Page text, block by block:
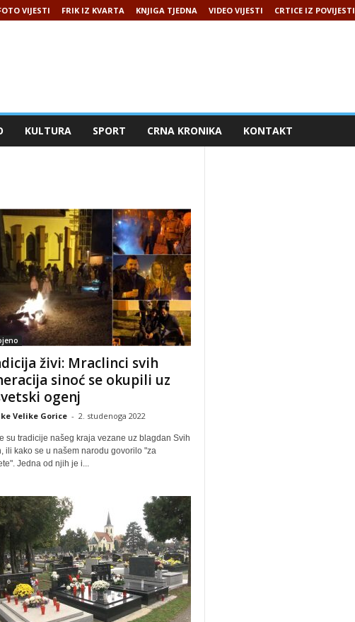
VIJESTI FRIK IZ KVARTA KNJIGA TJEDNA VIDEO VIJESTI CRTICE IZ POVIJESTI
KULTURA SPORT CRNA KRONIKA KONTAKT
živi: Mraclinci svih
sinoć se okupili uz
ogenj
Velike Gorice - 2. studenoga 2022
su tradicije našeg kraja vezane uz blagdan Svih
ili kako se u našem narodu govorilo "za
Jedna od njih je i...